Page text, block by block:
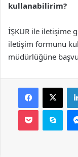
kullanabilirim?
İŞKUR ile iletişime
iletişim formunu
müdürlüğüne
Facebook
X
Pocket